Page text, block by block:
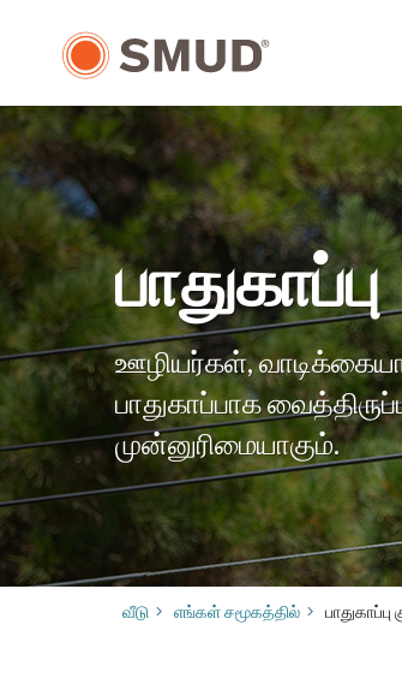
உள்ளடக்கத்திற்கு
பாதுகாப்பு
ஊழியர்கள்,
பாதுகாப்பாக
முன்னுரிமையாகும்.
வீடு எங்கள் சமூகத்தில் ​​பாதுகாப்பு